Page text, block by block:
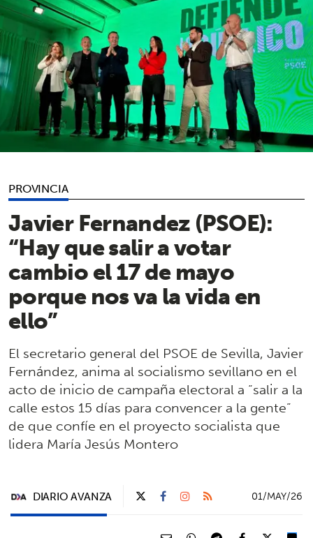
PROVINCIA
Javier Fernandez (PSOE):
“Hay que salir a votar
cambio el 17 de mayo
porque nos va la vida en
ello”
El secretario general del PSOE de Sevilla, Javier
Fernández, anima al socialismo sevillano en el
acto de inicio de campaña electoral a “salir a la
calle estos 15 días para convencer a la gente”
de que confíe en el proyecto socialista que
lidera María Jesús Montero
DIARIO AVANZA 01/MAY/26